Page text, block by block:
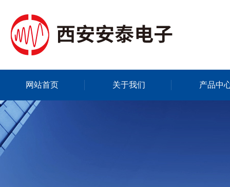
网站首页 关于我们 产品中